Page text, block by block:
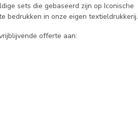
sets die gebaseerd zijn op Iconische
bedrukken in onze eigen textieldrukkerij.
offerte aan: